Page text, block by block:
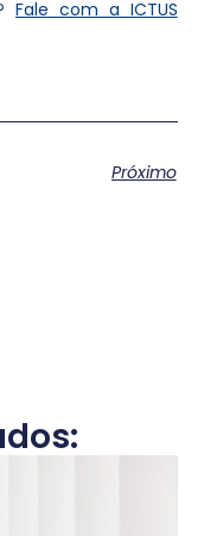
Fale com a ICTUS
Próximo